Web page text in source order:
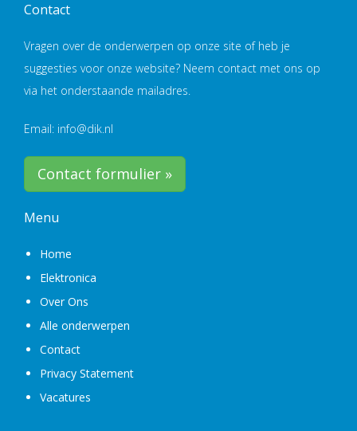
Contact
Vragen over de onderwerpen op onze site of heb je
suggesties voor onze website? Neem contact met ons op
via het onderstaande mailadres.
Email: info@dik.nl
Contact formulier »
Menu
Home
Elektronica
Over Ons
Alle onderwerpen
Contact
Privacy Statement
Vacatures